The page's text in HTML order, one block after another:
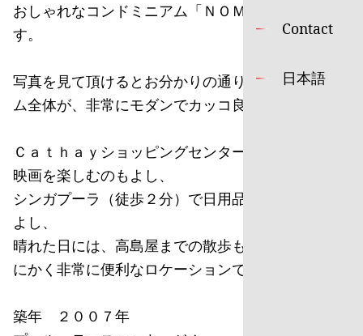
Contact
日本語
おしゃれなコンドミニアム「ＮＯＭＵ」のご紹介で
す。
写真を見て頂けるとお分かりの通り、コンドミニア
ム全体が、非常にモダンでカッコ良い感じです。
Ｃａｔｈａｙショッピングセンター（徒歩１分）で
映画を楽しむのもよし、
シンガプーラ（徒歩２分）で日用品をそろえるのも
よし、
晴れた日には、高島屋までの散歩も楽しめます。と
にかく非常に便利なロケーションです。
築年 ２００７年